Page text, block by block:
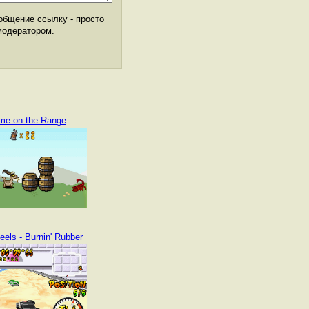
ссылку - просто
on the Range
- Burnin' Rubber